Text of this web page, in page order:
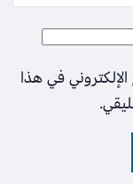
في هذا